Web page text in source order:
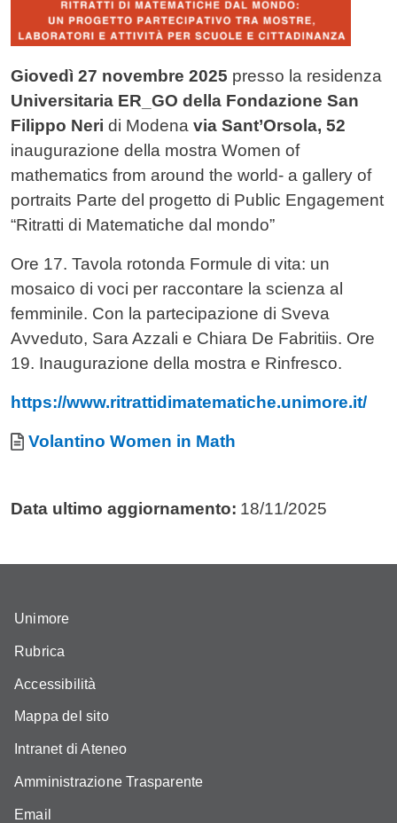
Giovedì 27 novembre 2025 presso la residenza
Universitaria ER_GO della Fondazione San
Filippo Neri di Modena via Sant’Orsola, 52
inaugurazione della mostra Women of
mathematics from around the world- a gallery of
portraits Parte del progetto di Public Engagement
“Ritratti di Matematiche dal mondo”
Ore 17. Tavola rotonda Formule di vita: un
mosaico di voci per raccontare la scienza al
femminile. Con la partecipazione di Sveva
Avveduto, Sara Azzali e Chiara De Fabritiis. Ore
19. Inaugurazione della mostra e Rinfresco.
https://www.ritrattidimatematiche.unimore.it/
Allegati
Documento
Volantino Women in Math
Data ultimo aggiornamento: 18/11/2025
Unimore
Rubrica
Accessibilità
Mappa del sito
Intranet di Ateneo
Amministrazione Trasparente
Email